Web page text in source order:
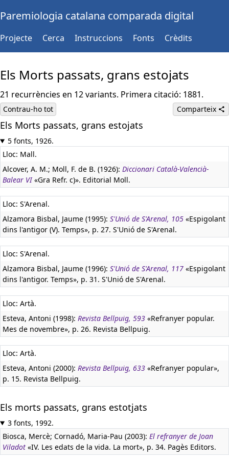
Paremiologia catalana comparada digital
Projecte Cerca Instruccions Fonts Crèdits
Els Morts passats, grans estojats
21 recurrències en 12 variants. Primera citació: 1881.
Contrau-ho tot Comparteix
Els Morts passats, grans estojats
5 fonts, 1926.
Lloc: Mall.
Alcover, A. M.; Moll, F. de B. (1926): Diccionari Català-Valencià-
Balear VI«Gra Refr. c)». Editorial Moll.
Lloc: S'Arenal.
Alzamora Bisbal, Jaume (1995): S'Unió de S'Arenal, 105 «Espigolant
dins l'antigor (V). Temps», p. 27. S'Unió de S'Arenal.
Lloc: S'Arenal.
Alzamora Bisbal, Jaume (1996): S'Unió de S'Arenal, 117 «Espigolant
dins l'antigor. Temps», p. 31. S'Unió de S'Arenal.
Lloc: Artà.
Esteva, Antoni (1998): Revista Bellpuig, 593 «Refranyer popular.
Mes de novembre», p. 26. Revista Bellpuig.
Lloc: Artà.
Esteva, Antoni (2000): Revista Bellpuig, 633 «Refranyer popular»,
p. 15. Revista Bellpuig.
Els morts passats, grans estotjats
3 fonts, 1992.
Biosca, Mercè; Cornadó, Maria-Pau (2003): El refranyer de Joan
Viladot «IV. Les edats de la vida. La mort», p. 34. Pagès Editors.